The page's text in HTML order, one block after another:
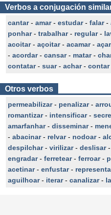
Verbos a conjugación
cantar- amar- estudar- falar-
ponhar- trabalhar- regular-
acoitar- açoitar- acamar-
- acordar- cansar- matar-
contatar- suar- achar- contar
Otros verbos
permeabilizar- penalizar-
romantizar- intensificar-
amarfanhar- disseminar-
- abacinar- relvar- nodoar-
despilchar- virilizar- deslisar-
engradar- ferretear- ferroar-
acetinar- enfustar-
aguilhoar- iterar- canalizar-